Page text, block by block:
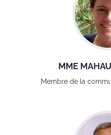
MME
Membre de la